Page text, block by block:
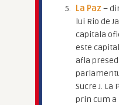
La Paz –
lui Rio de
capitala
este
afla
Sucre J.
prin cum a